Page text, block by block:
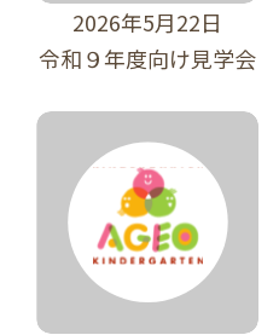
2026年5月22日
令和９年度向け見学会